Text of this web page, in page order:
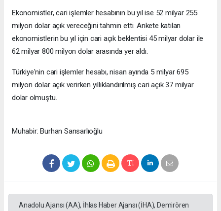
Ekonomistler, cari işlemler hesabının bu yıl ise 52 milyar 255
milyon dolar açık vereceğini tahmin etti. Ankete katılan
ekonomistlerin bu yıl için cari açık beklentisi 45 milyar dolar ile
62 milyar 800 milyon dolar arasında yer aldı.
Türkiye'nin cari işlemler hesabı, nisan ayında 5 milyar 695
milyon dolar açık verirken yıllıklandırılmış cari açık 37 milyar
dolar olmuştu.
Muhabir: Burhan Sansarlıoğlu
Anadolu Ajansı (AA), İhlas Haber Ajansı (İHA), Demirören